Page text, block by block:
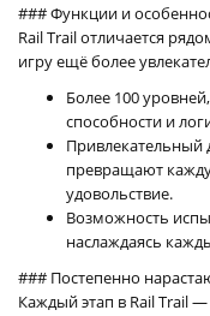
### Функции и
Rail Trail отличается
игру ещё более
Более 100
способности и
Привлекательный
превращают
удовольствие.
Возможность
наслаждаясь
### Постепенно
Каждый этап в Rail Trail